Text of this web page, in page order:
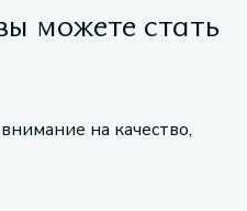
можете стать
на качество,